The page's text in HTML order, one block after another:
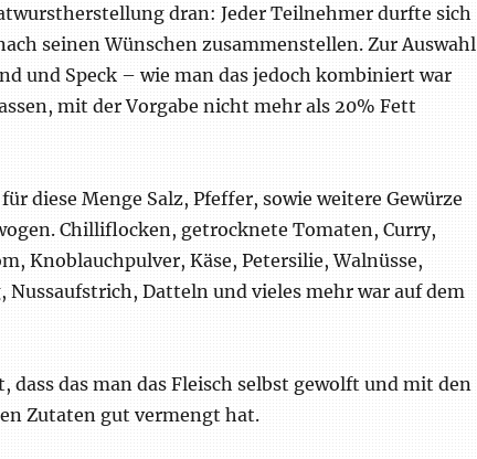
dran: Jeder Teilnehmer durfte sich
seinen Wünschen zusammenstellen. Zur Auswahl
und Speck – wie man das jedoch kombiniert war
mit der Vorgabe nicht mehr als 20% Fett
diese Menge Salz, Pfeffer, sowie weitere Gewürze
Chilliflocken, getrocknete Tomaten, Curry,
Knoblauchpulver, Käse, Petersilie, Walnüsse,
Nussaufstrich, Datteln und vieles mehr war auf dem
dass das man das Fleisch selbst gewolft und mit den
Zutaten gut vermengt hat.